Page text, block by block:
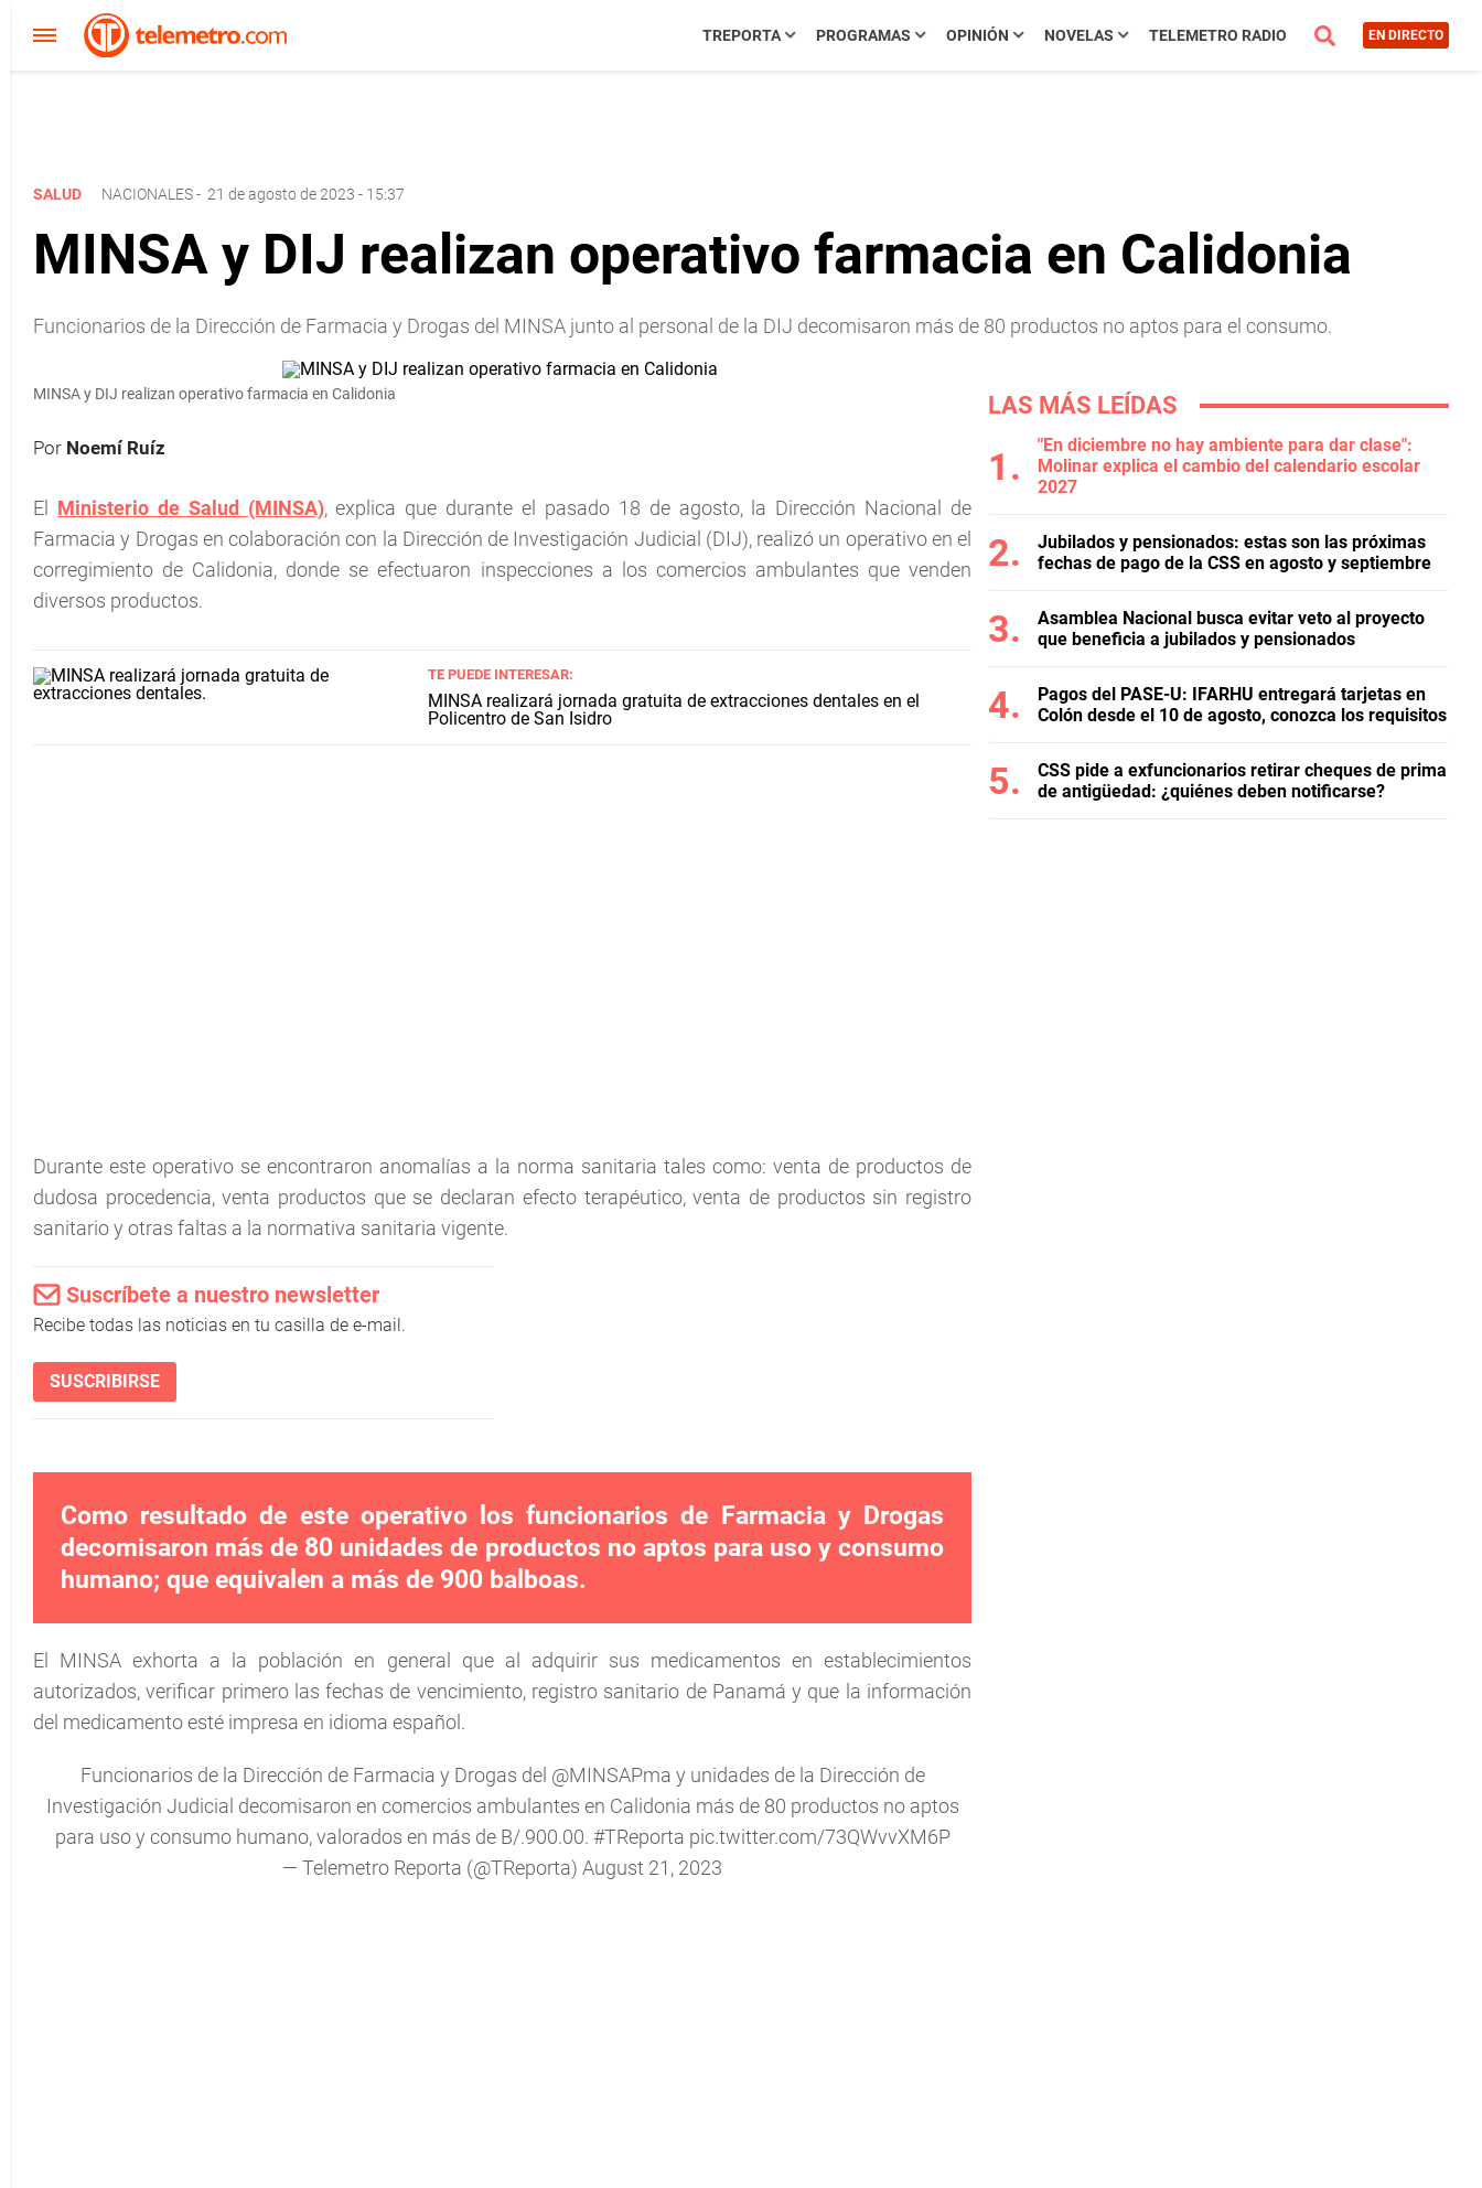
TREPORTA PROGRAMAS OPINIÓN NOVELAS TELEMETRO RADIO EN DIRECTO
SALUD NACIONALES- 21 de agosto de 2023 - 15:37
MINSA y DIJ realizan operativo farmacia en Calidonia
Funcionarios de la Dirección de Farmacia y Drogas del MINSA junto al personal de la DIJ decomisaron más de 80 productos no aptos para el consumo.
MINSA y DIJ realizan operativo farmacia en Calidonia
Por Noemí Ruíz
El Ministerio de Salud (MINSA), explica que durante el pasado 18 de agosto, la Dirección Nacional de
Farmacia y Drogas en colaboración con la Dirección de Investigación Judicial (DIJ), realizó un operativo en el
corregimiento de Calidonia, donde se efectuaron inspecciones a los comercios ambulantes que venden
diversos productos.
TE PUEDE INTERESAR:
MINSA realizará jornada gratuita de extracciones dentales en el
Policentro de San Isidro
Durante este operativo se encontraron anomalías a la norma sanitaria tales como: venta de productos de
dudosa procedencia, venta productos que se declaran efecto terapéutico, venta de productos sin registro
sanitario y otras faltas a la normativa sanitaria vigente.
Suscríbete a nuestro newsletter
Recibe todas las noticias en tu casilla de e-mail.
SUSCRIBIRSE
Como resultado de este operativo los funcionarios de Farmacia y Drogas
decomisaron más de 80 unidades de productos no aptos para uso y consumo
humano; que equivalen a más de 900 balboas.
El MINSA exhorta a la población en general que al adquirir sus medicamentos en establecimientos
autorizados, verificar primero las fechas de vencimiento, registro sanitario de Panamá y que la información
del medicamento esté impresa en idioma español.
Funcionarios de la Dirección de Farmacia y Drogas del @MINSAPma y unidades de la Dirección de
Investigación Judicial decomisaron en comercios ambulantes en Calidonia más de 80 productos no aptos
para uso y consumo humano, valorados en más de B/.900.00. #TReporta pic.twitter.com/73QWvvXM6P
— Telemetro Reporta (@TReporta) August 21, 2023
LAS MÁS LEÍDAS
"En diciembre no hay ambiente para dar clase":
Molinar explica el cambio del calendario escolar
2027
Jubilados y pensionados: estas son las próximas
fechas de pago de la CSS en agosto y septiembre
Asamblea Nacional busca evitar veto al proyecto
que beneficia a jubilados y pensionados
Pagos del PASE-U: IFARHU entregará tarjetas en
Colón desde el 10 de agosto, conozca los requisitos
CSS pide a exfuncionarios retirar cheques de prima
de antigüedad: ¿quiénes deben notificarse?